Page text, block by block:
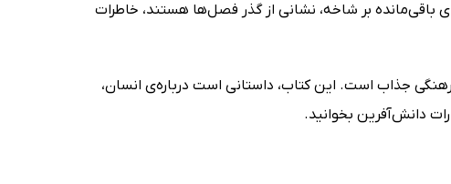
باقی‌مانده بر شاخه، نشانی از گذر فصل‌ها هستند، خاطرات
جذاب است. این کتاب، داستانی است درباره‌ی انسان،
دانش‌آفرین بخوانید.